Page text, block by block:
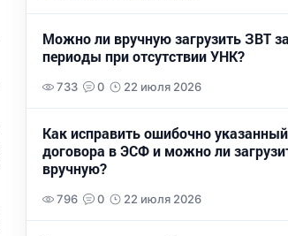
Можно ли вручную загрузить ЗВТ
периоды при отсутствии УНК?
733 0 22 июля 2026
Как исправить ошибочно
договора в ЭСФ и можно ли
вручную?
796 0 22 июля 2026